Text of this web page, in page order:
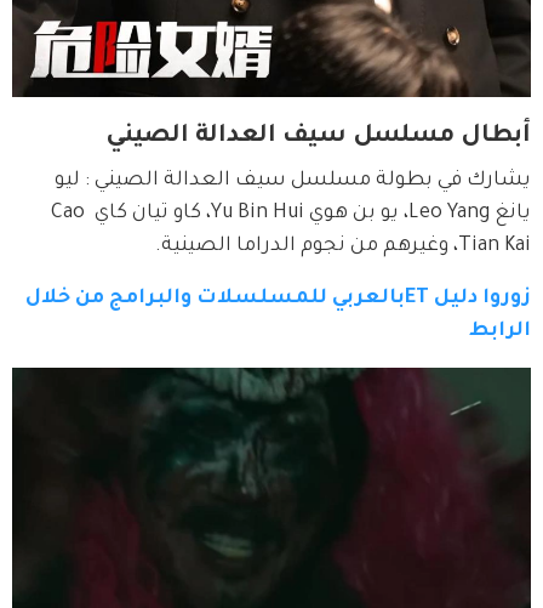
أبطال مسلسل سيف العدالة الصيني
يشارك في بطولة مسلسل سيف العدالة الصيني : ليو
يانغ Leo Yang، يو بن هوي Yu Bin Hui، كاو تيان كاي Cao
Tian Kai، وغيرهم من نجوم الدراما الصينية.
زوروا دليل ETبالعربي للمسلسلات والبرامج من خلال
الرابط